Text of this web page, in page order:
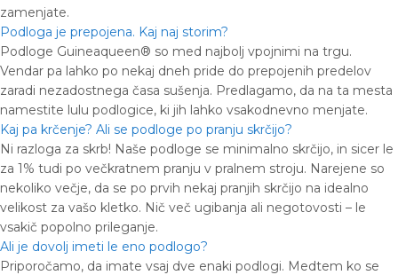
zamenjate.
Podloga je prepojena. Kaj naj storim?
Podloge Guineaqueen® so med najbolj vpojnimi na trgu.
Vendar pa lahko po nekaj dneh pride do prepojenih predelov
zaradi nezadostnega časa sušenja. Predlagamo, da na ta mesta
namestite lulu podlogice, ki jih lahko vsakodnevno menjate.
Kaj pa krčenje? Ali se podloge po pranju skrčijo?
Ni razloga za skrb! Naše podloge se minimalno skrčijo, in sicer le
za 1% tudi po večkratnem pranju v pralnem stroju. Narejene so
nekoliko večje, da se po prvih nekaj pranjih skrčijo na idealno
velikost za vašo kletko. Nič več ugibanja ali negotovosti – le
vsakič popolno prileganje.
Ali je dovolj imeti le eno podlogo?
Priporočamo, da imate vsaj dve enaki podlogi. Medtem ko se